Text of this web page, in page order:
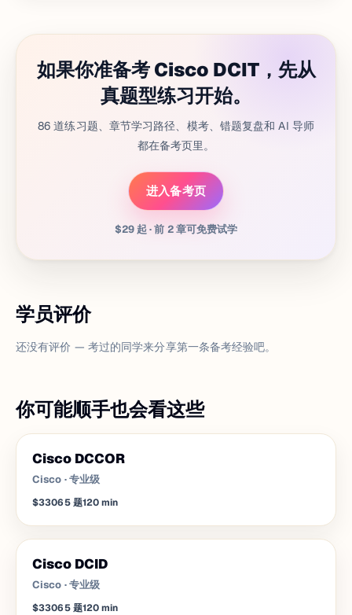
如果你准备考 Cisco DCIT，先从
真题型练习开始。
86 道练习题、章节学习路径、模考、错题复盘和 AI 导师
都在备考页里。
进入备考页
$29 起 · 前 2 章可免费试学
学员评价
还没有评价 — 考过的同学来分享第一条备考经验吧。
你可能顺手也会看这些
Cisco DCCOR
Cisco ·专业级
$33065 题120min
Cisco DCID
Cisco ·专业级
$33065 题120min